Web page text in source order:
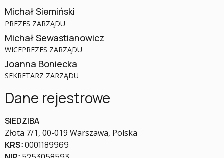
Michał Siemiński
PREZES ZARZĄDU
Michał Sewastianowicz
WICEPREZES ZARZĄDU
Joanna Boniecka
SEKRETARZ ZARZĄDU
Dane rejestrowe
SIEDZIBA
Złota 7/1, 00-019 Warszawa, Polska
KRS:0001189969